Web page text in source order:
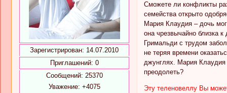
Зарегистрирован: 14.07.2010
Приглашений: 0
Сообщений: 25370
Уважение: +4075
Сможете ли конфликты
семейства открыто
Мария Клаудия – дочь
она чрезвычайно близка
Гримальди с трудом
не теряя времени
джунглях. Мария Клаудия
преодолеть?
Эту теленовеллу Вы